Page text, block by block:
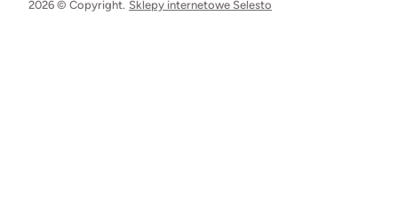
2026 © Copyright. Sklepy internetowe Selesto